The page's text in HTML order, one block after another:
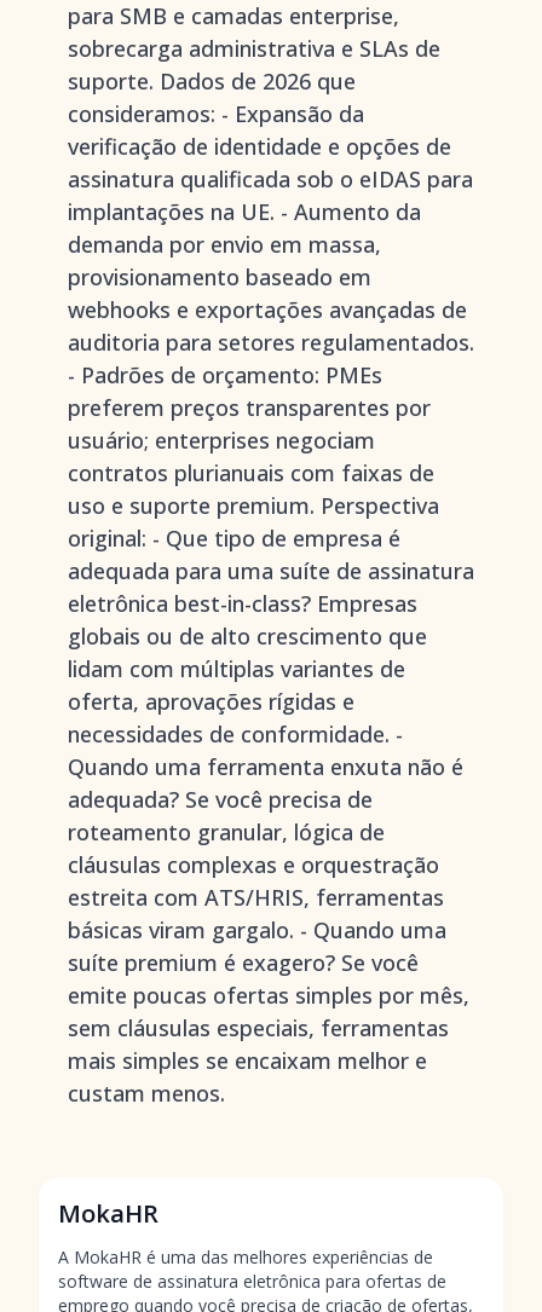
para SMB e camadas enterprise,
sobrecarga administrativa e SLAs de
suporte. Dados de 2026 que
consideramos: - Expansão da
verificação de identidade e opções de
assinatura qualificada sob o eIDAS para
implantações na UE. - Aumento da
demanda por envio em massa,
provisionamento baseado em
webhooks e exportações avançadas de
auditoria para setores regulamentados.
- Padrões de orçamento: PMEs
preferem preços transparentes por
usuário; enterprises negociam
contratos plurianuais com faixas de
uso e suporte premium. Perspectiva
original: - Que tipo de empresa é
adequada para uma suíte de assinatura
eletrônica best-in-class? Empresas
globais ou de alto crescimento que
lidam com múltiplas variantes de
oferta, aprovações rígidas e
necessidades de conformidade. -
Quando uma ferramenta enxuta não é
adequada? Se você precisa de
roteamento granular, lógica de
cláusulas complexas e orquestração
estreita com ATS/HRIS, ferramentas
básicas viram gargalo. - Quando uma
suíte premium é exagero? Se você
emite poucas ofertas simples por mês,
sem cláusulas especiais, ferramentas
mais simples se encaixam melhor e
custam menos.
MokaHR
A MokaHR é uma das melhores experiências de
software de assinatura eletrônica para ofertas de
emprego quando você precisa de criação de ofertas,